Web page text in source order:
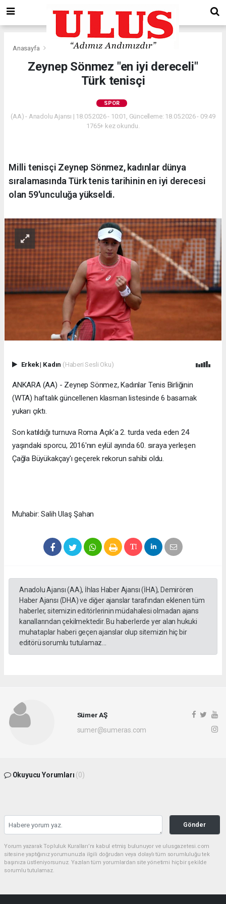
Anasayfa
Zeynep Sönmez "en iyi dereceli"
Türk tenisçi
SPOR
(AA) - Anadolu Ajansı | 18.05.2026 - 10:01, Güncelleme: 18.05.2026 - 09:49
1765+ kez okundu.
Milli tenisçi Zeynep Sönmez, kadınlar dünya
sıralamasında Türk tenis tarihinin en iyi derecesi
olan 59'unculuğa yükseldi.
Erkek| Kadın (Haberi Sesli Oku)
ANKARA (AA) - Zeynep Sönmez, Kadınlar Tenis Birliğinin
(WTA) haftalık güncellenen klasman listesinde 6 basamak
yukarı çıktı.
Son katıldığı turnuva Roma Açık'a 2. turda veda eden 24
yaşındaki sporcu, 2016'nın eylül ayında 60. sıraya yerleşen
Çağla Büyükakçay'ı geçerek rekorun sahibi oldu.
Muhabir: Salih Ulaş Şahan
Anadolu Ajansı (AA), İhlas Haber Ajansı (İHA), Demirören
Haber Ajansı (DHA) ve diğer ajanslar tarafından eklenen tüm
haberler, sitemizin editörlerinin müdahalesi olmadan ajans
kanallarından çekilmektedir. Bu haberlerde yer alan hukuki
muhataplar haberi geçen ajanslar olup sitemizin hiç bir
editörü sorumlu tutulamaz...
Sümer AŞ
sumer@sumeras.com
Okuyucu Yorumları (0)
Gönder
Yorum yazarak Topluluk Kuralları’nı kabul etmiş bulunuyor ve ulusgazetesi.com
sitesine yaptığınız yorumunuzla ilgili doğrudan veya dolaylı tüm sorumluluğu tek
başınıza üstleniyorsunuz. Yazılan tüm yorumlardan site yönetimi hiçbir şekilde
sorumlu tutulamaz.